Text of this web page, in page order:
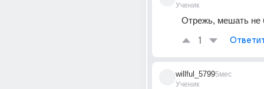
Ученик
Отрежь, мешать не
1
willful_5799
Ученик
5мес